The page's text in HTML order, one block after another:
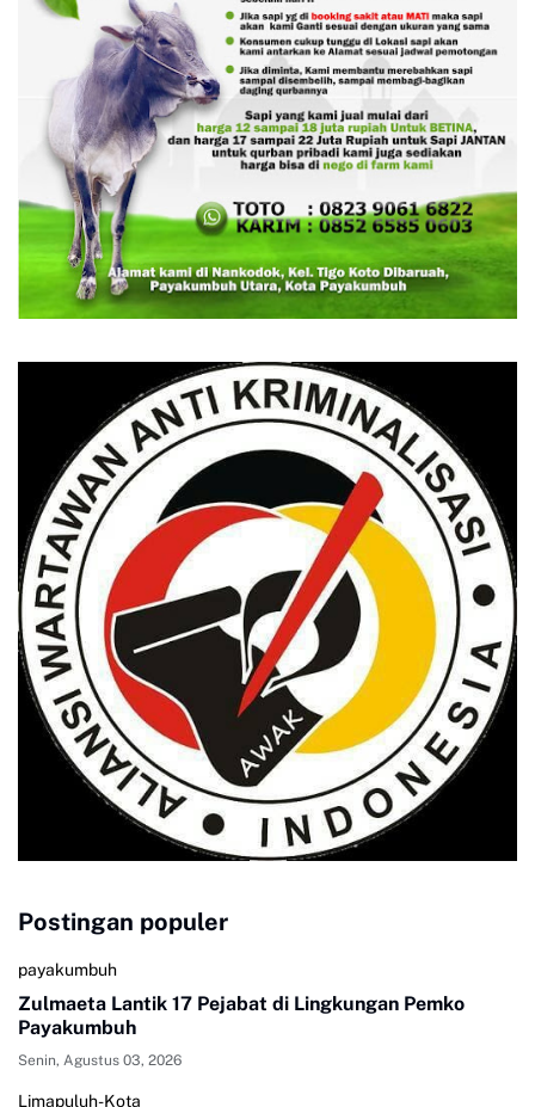
Postingan populer
payakumbuh
Zulmaeta Lantik 17 Pejabat di Lingkungan Pemko
Payakumbuh
Senin, Agustus 03, 2026
Limapuluh-Kota